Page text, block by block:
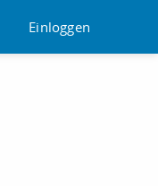
Einloggen